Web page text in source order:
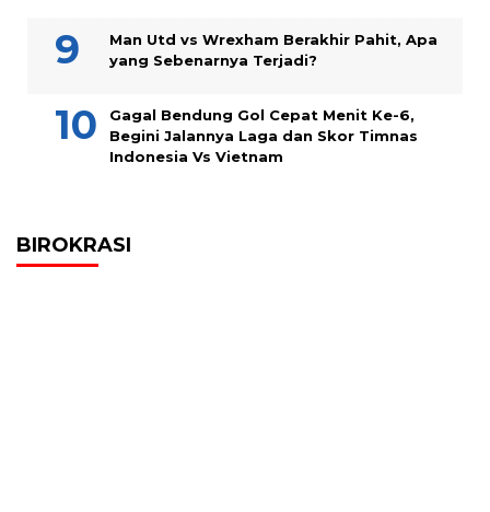
Man Utd vs Wrexham Berakhir Pahit, Apa
yang Sebenarnya Terjadi?
Gagal Bendung Gol Cepat Menit Ke-6,
Begini Jalannya Laga dan Skor Timnas
Indonesia Vs Vietnam
BIROKRASI